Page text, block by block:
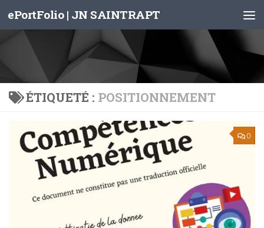
Skip to content
ePortFolio | JN SAINTRAPT
ÉTIQUETÉ : POSITIONNEMENT
0